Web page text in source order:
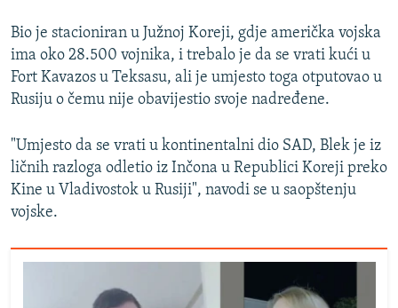
Bio je stacioniran u Južnoj Koreji, gdje američka vojska
ima oko 28.500 vojnika, i trebalo je da se vrati kući u
Fort Kavazos u Teksasu, ali je umjesto toga otputovao u
Rusiju o čemu nije obavijestio svoje nadređene.
"Umjesto da se vrati u kontinentalni dio SAD, Blek je iz
ličnih razloga odletio iz Inčona u Republici Koreji preko
Kine u Vladivostok u Rusiji", navodi se u saopštenju
vojske.